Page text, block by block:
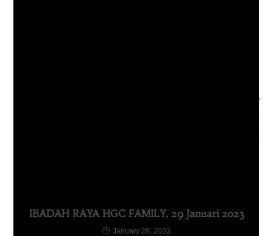
IBADAH ANAK SEKOLAH MINGGU ONLINE, 28
Februari 2021
IBADAH RAYA HGC FAMILY, 29 Januari 2023
January 29, 2023